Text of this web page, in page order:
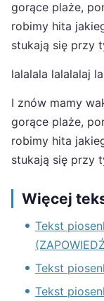
gorące plaże,
robimy hita
stukają się przy
lalalala lalalalaj
I znów mamy
gorące plaże,
robimy hita
stukają się przy
Więcej
Tekst
Tekst
Tekst